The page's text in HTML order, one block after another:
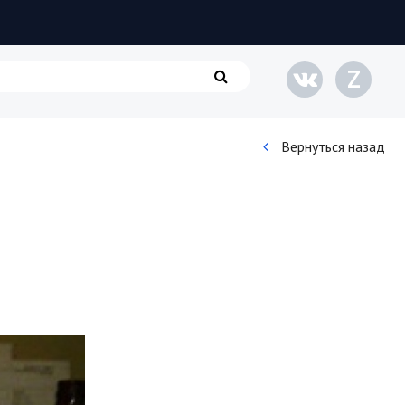
Строительство
Культура и общество
Z
Вернуться назад